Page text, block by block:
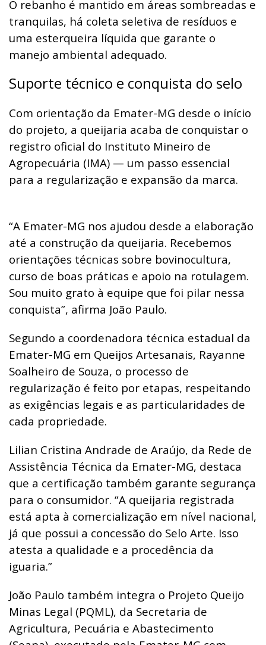
O rebanho é mantido em áreas sombreadas e
tranquilas, há coleta seletiva de resíduos e
uma esterqueira líquida que garante o
manejo ambiental adequado.
Suporte técnico e conquista do selo
Com orientação da Emater-MG desde o início
do projeto, a queijaria acaba de conquistar o
registro oficial do Instituto Mineiro de
Agropecuária (IMA) — um passo essencial
para a regularização e expansão da marca.
“A Emater-MG nos ajudou desde a elaboração
até a construção da queijaria. Recebemos
orientações técnicas sobre bovinocultura,
curso de boas práticas e apoio na rotulagem.
Sou muito grato à equipe que foi pilar nessa
conquista”, afirma João Paulo.
Segundo a coordenadora técnica estadual da
Emater-MG em Queijos Artesanais, Rayanne
Soalheiro de Souza, o processo de
regularização é feito por etapas, respeitando
as exigências legais e as particularidades de
cada propriedade.
Lilian Cristina Andrade de Araújo, da Rede de
Assistência Técnica da Emater-MG, destaca
que a certificação também garante segurança
para o consumidor. “A queijaria registrada
está apta à comercialização em nível nacional,
já que possui a concessão do Selo Arte. Isso
atesta a qualidade e a procedência da
iguaria.”
João Paulo também integra o Projeto Queijo
Minas Legal (PQML), da Secretaria de
Agricultura, Pecuária e Abastecimento